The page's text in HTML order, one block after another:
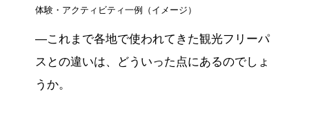
体験・アクティビティ一例（イメージ）
—これまで各地で使われてきた観光フリーパ
スとの違いは、どういった点にあるのでしょ
うか。